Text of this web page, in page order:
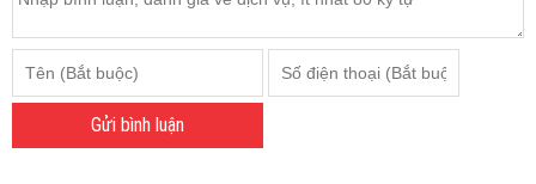
Gửi bình luận